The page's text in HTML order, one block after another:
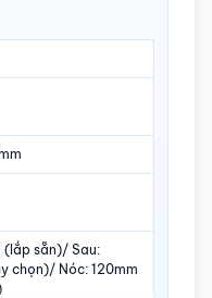
(lắp sẵn)/ Sau:
chọn)/ Nóc: 120mm